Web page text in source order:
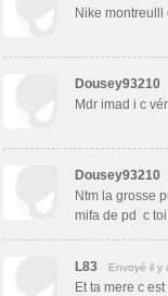
Nike montreulll
Dousey93210
Mdr imad i c
Dousey93210
Ntm la grosse
mifa de pd c
L83 Envoyé il y
Et ta mere c